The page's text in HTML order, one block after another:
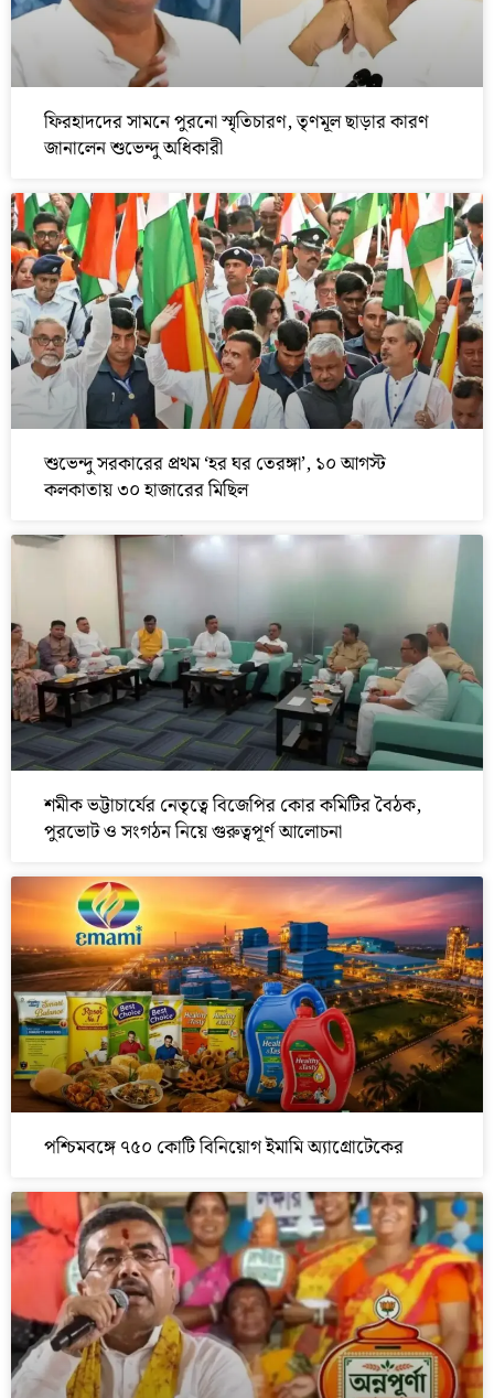
ফিরহাদদের সামনে পুরনো স্মৃতিচারণ, তৃণমূল ছাড়ার কারণ
জানালেন শুভেন্দু অধিকারী
শুভেন্দু সরকারের প্রথম ‘হর ঘর তেরঙ্গা’, ১০ আগস্ট
কলকাতায় ৩০ হাজারের মিছিল
শমীক ভট্টাচার্যের নেতৃত্বে বিজেপির কোর কমিটির বৈঠক,
পুরভোট ও সংগঠন নিয়ে গুরুত্বপূর্ণ আলোচনা
পশ্চিমবঙ্গে ৭৫০ কোটি বিনিয়োগ ইমামি অ্যাগ্রোটেকের